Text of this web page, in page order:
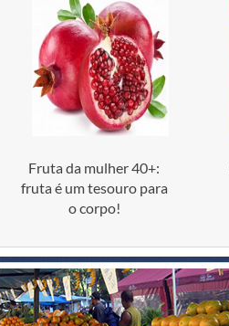
Fruta da mulher 40+:
fruta é um tesouro para
o corpo!